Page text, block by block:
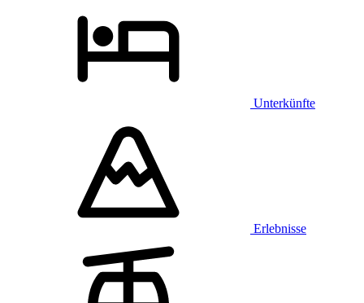
Unterkünfte
Erlebnisse